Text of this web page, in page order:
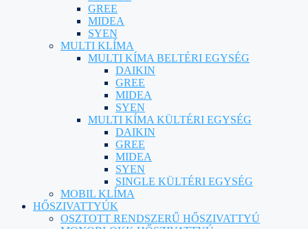
GREE
MIDEA
SYEN
MULTI KLÍMA
MULTI KÍMA BELTÉRI EGYSÉG
DAIKIN
GREE
MIDEA
SYEN
MULTI KÍMA KÜLTÉRI EGYSÉG
DAIKIN
GREE
MIDEA
SYEN
SINGLE KÜLTÉRI EGYSÉG
MOBIL KLÍMA
HŐSZIVATTYÚK
OSZTOTT RENDSZERŰ HŐSZIVATTYÚ